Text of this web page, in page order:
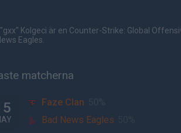
"gxx" Kolgeci är en Counter-Strike: Global
Eagles.
matcherna
Faze Clan
Bad News Eagles